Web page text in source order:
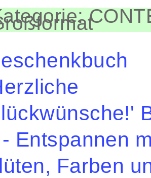
Entspannen
Farben